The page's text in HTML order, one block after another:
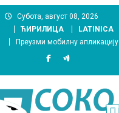
Субота, август 08, 2026
ЋИРИЛИЦА
LATINICA
Преузми мобилну апликацију